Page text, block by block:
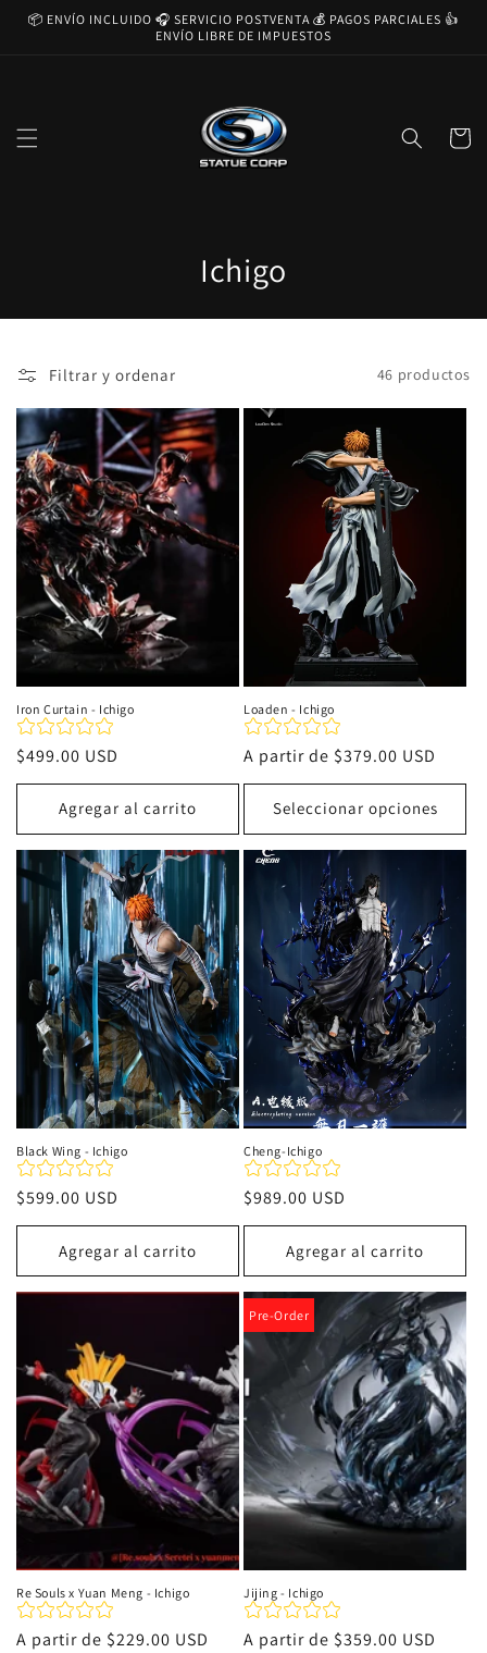
directamente
📦 ENVÍO INCLUIDO 🎧 SERVICIO POSTVENTA 💰 PAGOS PARCIALES 👍
ENVÍO LIBRE DE IMPUESTOS
Carrito
C
o
c
c
i
ó
Ichigo
Filtrar y ordenar 46 productos
Iron Curtain - Ichigo
Precio
habitual
$499.00 USD
Agregar al carrito
Loaden - Ichigo
Precio
habitual
A partir de $379.00 USD
Seleccionar opciones
Black Wing - Ichigo
Precio
habitual
$599.00 USD
Agregar al carrito
Cheng-Ichigo
Precio
habitual
$989.00 USD
Agregar al carrito
Re Souls x Yuan Meng - Ichigo
Precio
A partir de $229.00 USD
Pre-Order
Jijing - Ichigo
Precio
A partir de $359.00 USD